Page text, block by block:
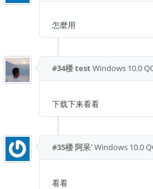
怎麼用
#34楼test Windows 10.0
下载下来看看
#35楼阿呆'Windows 10.0
看看